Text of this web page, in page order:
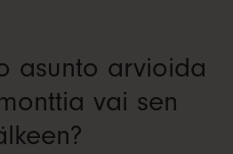
asunto arvioida
vai sen